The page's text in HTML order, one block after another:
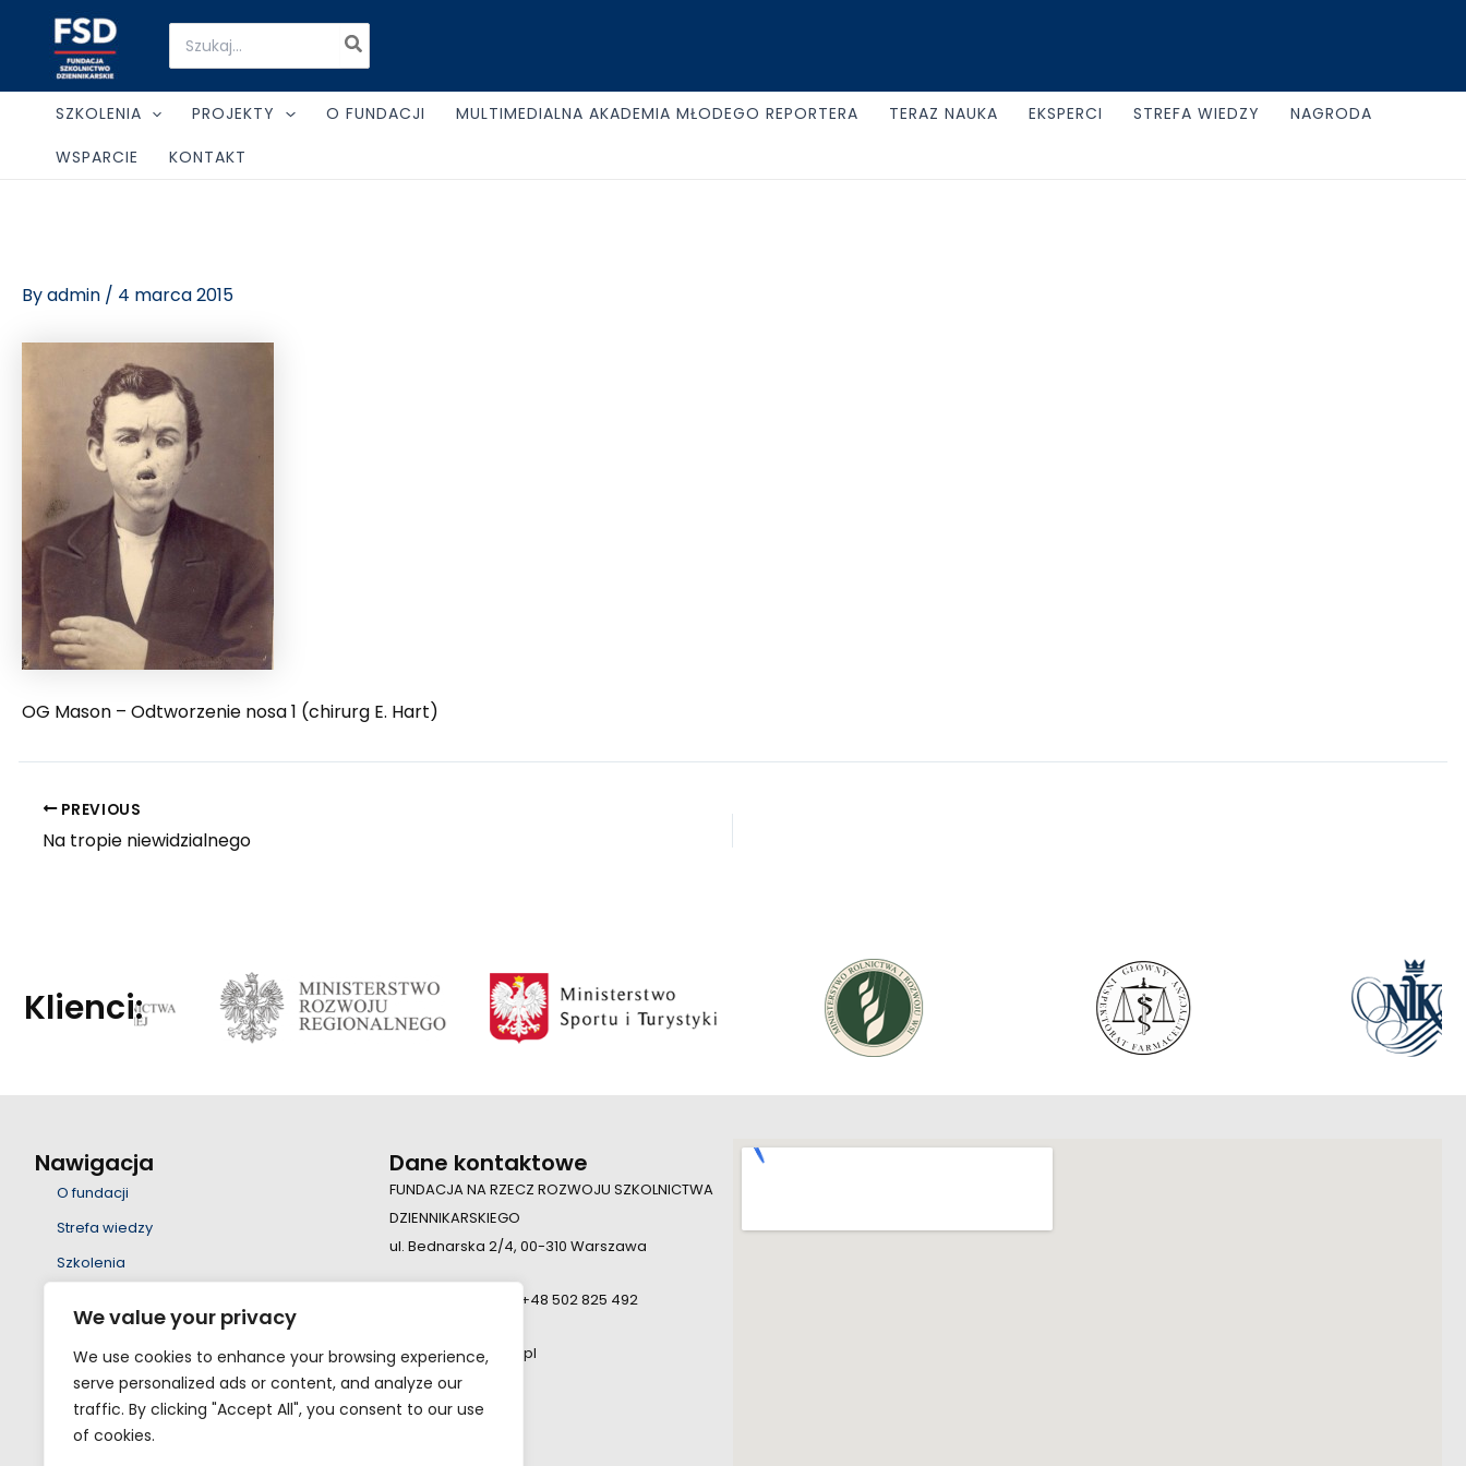
We value your privacy
We use cookies to enhance your browsing experience,
serve personalized ads or content, and analyze our
traffic. By clicking "Accept All", you consent to our use
of cookies.
content
Search
for:
SZKOLENIA PROJEKTY O FUNDACJI MULTIMEDIALNA AKADEMIA MŁODEGO REPORTERA TERAZ NAUKA EKSPERCI STREFA WIEDZY
NAGRODA
WSPARCIE
KONTAKT
Byadmin / 4 marca 2015
OG Mason – Odtworzenie nosa 1 (chirurg E. Hart)
Post
navigation
PREVIOUS
Na tropie niewidzialnego
Klienci:
Nawigacja
O fundacji
Strefa wiedzy
Szkolenia
Projekty
Nauka
Kontakt
Dane kontaktowe
FUNDACJA NA RZECZ ROZWOJU SZKOLNICTWA
DZIENNIKARSKIEGO
ul. Bednarska 2/4, 00-310 Warszawa
+48 22 55 23 924, +48 502 825 492
fundacja@fsd.edu.pl